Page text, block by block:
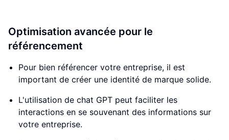
Optimisation avancée pour le
référencement
Pour bien référencer votre entreprise, il est
important de créer une identité de marque solide.
L'utilisation de chat GPT peut faciliter les
interactions en se souvenant des informations sur
votre entreprise.